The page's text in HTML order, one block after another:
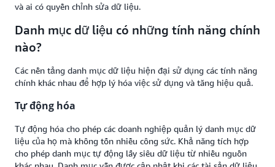
và ai có quyền chỉnh sửa dữ liệu.
Danh mục dữ liệu có những tính năng chính
nào?
Các nền tảng danh mục dữ liệu hiện đại sử dụng các tính năng
chính khác nhau để hợp lý hóa việc sử dụng và tăng hiệu quả.
Tự động hóa
Tự động hóa cho phép các doanh nghiệp quản lý danh mục dữ
liệu của họ mà không tốn nhiều công sức. Khả năng tích hợp
cho phép danh mục tự động lấy siêu dữ liệu từ nhiều nguồn